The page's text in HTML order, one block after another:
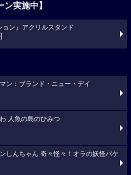
ン実施中】
ョン』アクリルスタンド
ン：ブランド・ニュー・デイ
人魚の島のひみつ
しんちゃん 奇々怪々！オラの妖怪バケ